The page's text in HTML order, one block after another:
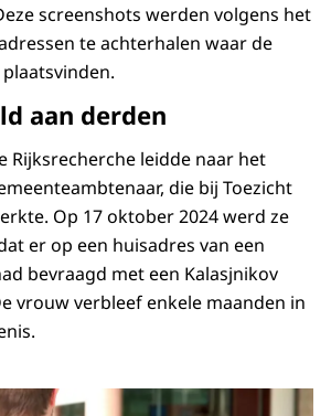
screenshots werden volgens het
te achterhalen waar de
aan derden
Rijksrecherche leidde naar het
die bij Toezicht
Op 17 oktober 2024 werd ze
er op een huisadres van een
bevraagd met een Kalasjnikov
vrouw verbleef enkele maanden in